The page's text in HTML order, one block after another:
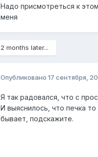
Надо присмотреться к
меня
2 months later...
Опубликовано 17 сентября,
Я так радовался, что с
И выяснилось, что печка
бывает, подскажите.